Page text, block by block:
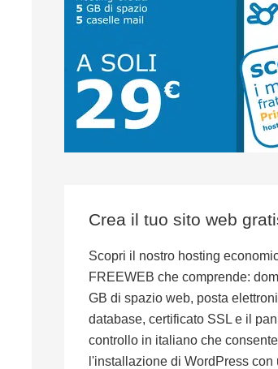
Crea il tuo sito web
Scopri il nostro hosting
FREEWEB che comprende:
GB di spazio web, posta
database, certificato SSL e il
controllo in italiano che
l'installazione di WordPress con